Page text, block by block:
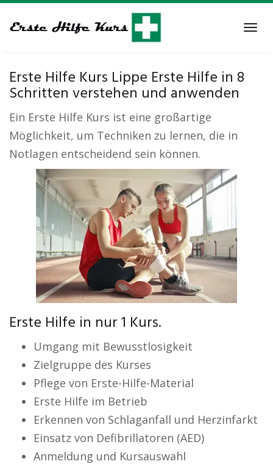
to
Erste Hilfe Kurs Lippe Erste Hilfe in 8
Schritten verstehen und anwenden
Ein Erste Hilfe Kurs ist eine großartige
Möglichkeit, um Techniken zu lernen, die in
Notlagen entscheidend sein können.
Erste Hilfe in nur 1 Kurs.
Umgang mit Bewusstlosigkeit
Zielgruppe des Kurses
Pflege von Erste-Hilfe-Material
Erste Hilfe im Betrieb
Erkennen von Schlaganfall und Herzinfarkt
Einsatz von Defibrillatoren (AED)
Anmeldung und Kursauswahl